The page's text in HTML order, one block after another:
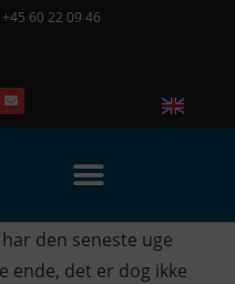
+45 60 22 09 46